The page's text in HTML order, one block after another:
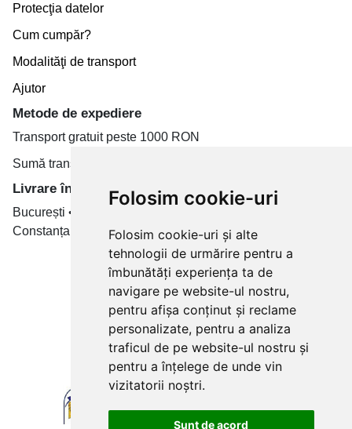
Folosim cookie-uri
Folosim cookie-uri și alte
tehnologii de urmărire pentru a
îmbunătăți experiența ta de
navigare pe website-ul nostru,
pentru afișa conținut și reclame
personalizate, pentru a analiza
traficul de pe website-ul nostru și
pentru a înțelege de unde vin
vizitatorii noștri.
Sunt de acord
Protecţia datelor
Cum cumpăr?
Modalităţi de transport
Ajutor
Metode de expediere
Transport gratuit peste 1000 RON
Sumă transport de la 19.99 RON
Livrare în toate țară
București • Cluj-Napoca • Brașov • Timișoara • Iași •
Constanța • Craiova
Plăți cu card bancar prin